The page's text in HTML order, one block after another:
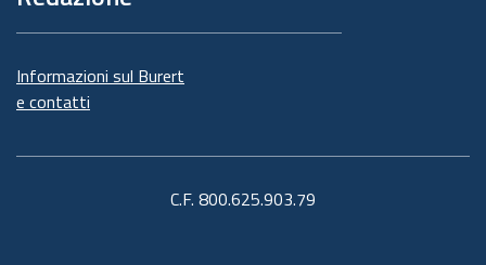
Informazioni sul Burert
e contatti
C.F. 800.625.903.79